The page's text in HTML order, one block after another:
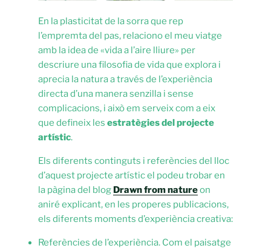
En la plasticitat de la sorra que rep
l’empremta del pas, relaciono el meu viatge
amb la idea de «vida a l’aire lliure» per
descriure una filosofia de vida que explora i
aprecia la natura a través de l’experiència
directa d’una manera senzilla i sense
complicacions, i això em serveix com a eix
que defineix les estratègies del projecte
artístic.
Els diferents continguts i referències del lloc
d’aquest projecte artístic el podeu trobar en
la pàgina del blog Drawn from natureon
aniré explicant, en les properes publicacions,
els diferents moments d’experiència creativa:
Referències de l’experiència. Com el paisatge